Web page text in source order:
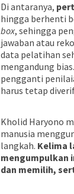
Di antaranya,
hingga berhenti
box, sehingga
jawaban atau
data pelatihan
mengandung
pengganti
harus tetap
Kholid Haryono
manusia
langkah. Kelima
mengumpulkan
dan memilih,